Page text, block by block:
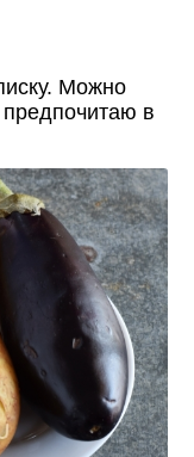
Можно
предпочитаю в